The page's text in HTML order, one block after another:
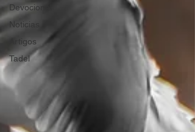
Devocional
Noticias
Artigos
Tadel